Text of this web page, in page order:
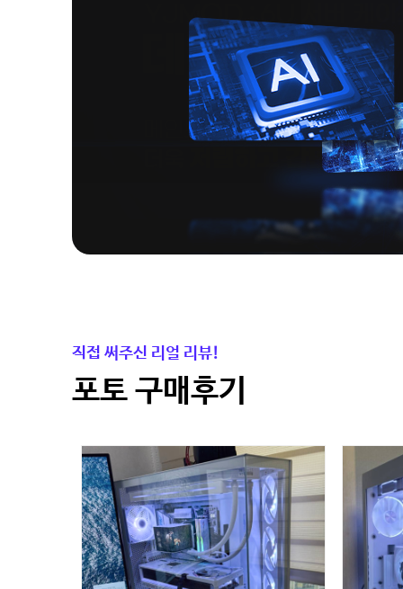
직접 써주신 리얼 리뷰!
포토 구매후기